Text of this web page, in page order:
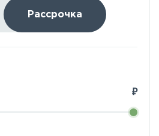
Рассрочка
₽